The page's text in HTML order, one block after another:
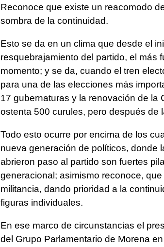
Reconoce que existe un reacomodo
sombra de la continuidad.
Esto se da en un clima que desde el
resquebrajamiento del partido, el más
momento; y se da, cuando el tren
para una de las elecciones más
17 gubernaturas y la renovación de la
ostenta 500 curules, pero después de
Todo esto ocurre por encima de los
nueva generación de políticos, donde
abrieron paso al partido son fuertes
generacional; asimismo reconoce,
militancia, dando prioridad a la
figuras individuales.
En ese marco de circunstancias el
del Grupo Parlamentario de Morena